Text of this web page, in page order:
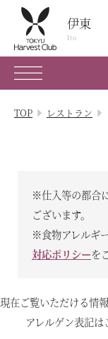
伊東
Ito
伊東
Ito
0557-32-0109
静岡県伊東市竹の内
宿泊プラン
体験 & イベントガ
客室 / 料金
TOP レストラン
※仕入等の都合
ございます。
※食物アレルギ
対応ポリシーを
現在ご覧いただける情
アレルゲン表記